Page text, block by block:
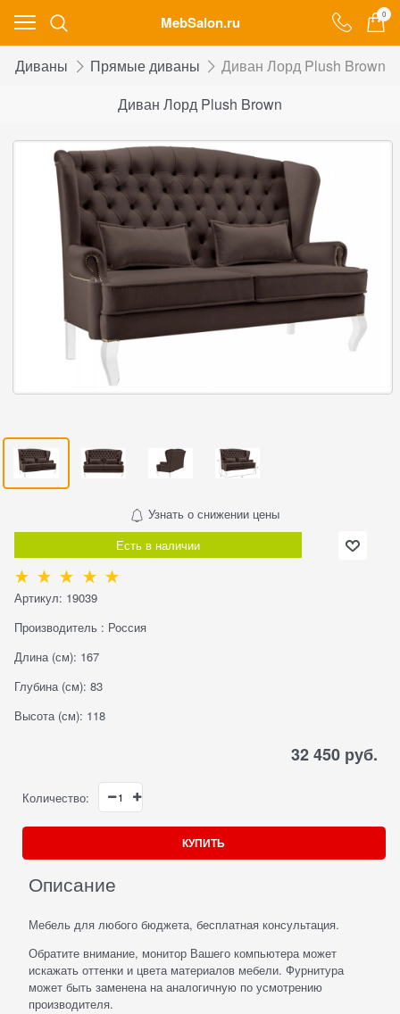
MebSalon.ru 0
Диваны Прямые диваны
Диван Лорд Plush Brown
Диван Лорд Plush Brown
Узнать о снижении цены
Есть в наличии
Артикул: 19039
Производитель : Россия
Длина (см): 167
Глубина (см): 83
Высота (см): 118
32 450 руб.
Количество:
КУПИТЬ
Описание
Мебель для любого бюджета, бесплатная консультация.
Обратите внимание, монитор Вашего компьютера может
искажать оттенки и цвета материалов мебели. Фурнитура
может быть заменена на аналогичную по усмотрению
производителя.